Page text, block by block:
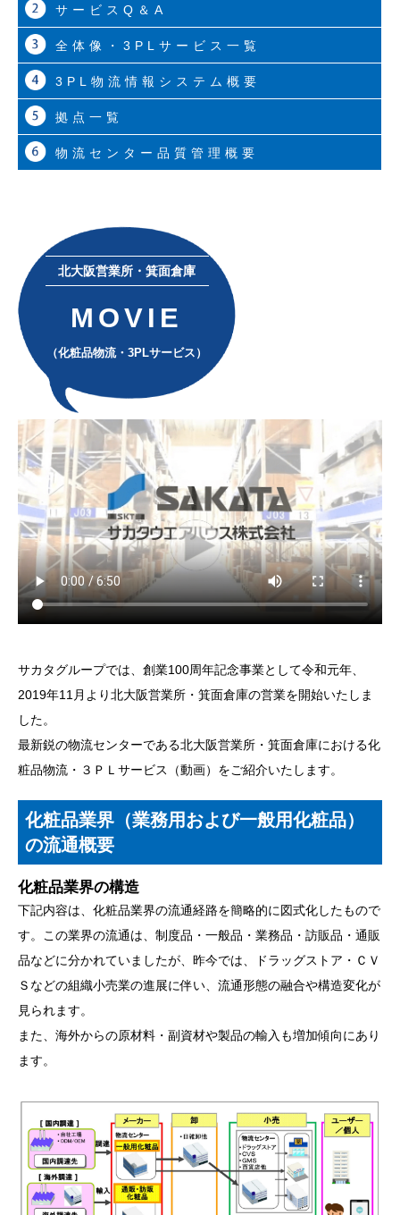
サービスQ＆A
全体像・3PLサービス一覧
3PL物流情報システム概要
拠点一覧
物流センター品質管理概要
北大阪営業所・箕面倉庫
MOVIE
（化粧品物流・3PLサービス）
サカタグループでは、創業100周年記念事業として令和元年、
2019年11月より北大阪営業所・箕面倉庫の営業を開始いたしま
した。
最新鋭の物流センターである北大阪営業所・箕面倉庫における化
粧品物流・３ＰＬサービス（動画）をご紹介いたします。
化粧品業界（業務用および一般用化粧品）
の流通概要
化粧品業界の構造
下記内容は、化粧品業界の流通経路を簡略的に図式化したもので
す。この業界の流通は、制度品・一般品・業務品・訪販品・通販
品などに分かれていましたが、昨今では、ドラッグストア・ＣＶ
Ｓなどの組織小売業の進展に伴い、流通形態の融合や構造変化が
見られます。
また、海外からの原材料・副資材や製品の輸入も増加傾向にあり
ます。